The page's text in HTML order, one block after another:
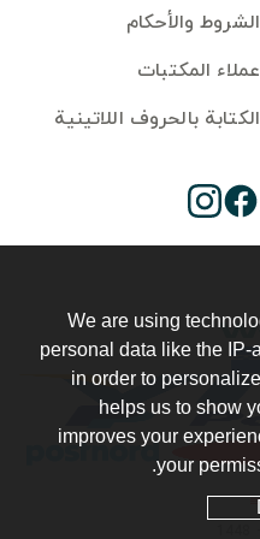
الشروط والأحكام
عملاء المكتبات
الكتابة بالحروف اللاتينية
We are using
personal data like the IP-
in order to
helps us to show
improves your
your